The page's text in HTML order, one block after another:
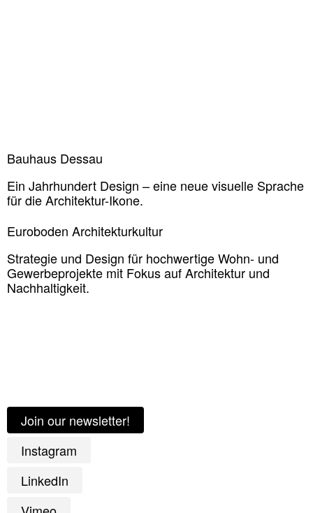
Bauhaus Dessau
Ein Jahrhundert Design – eine neue visuelle Sprache
für die Architektur-Ikone.
Euroboden Architekturkultur
Strategie und Design für hochwertige Wohn- und
Gewerbeprojekte mit Fokus auf Architektur und
Nachhaltigkeit.
Join our newsletter!
Instagram
LinkedIn